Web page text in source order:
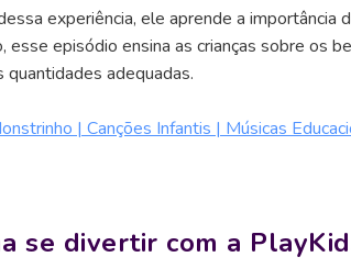
experiência, ele aprende a importância
esse episódio ensina as crianças sobre os
quantidades adequadas.
| Canções Infantis | Músicas
se divertir com a